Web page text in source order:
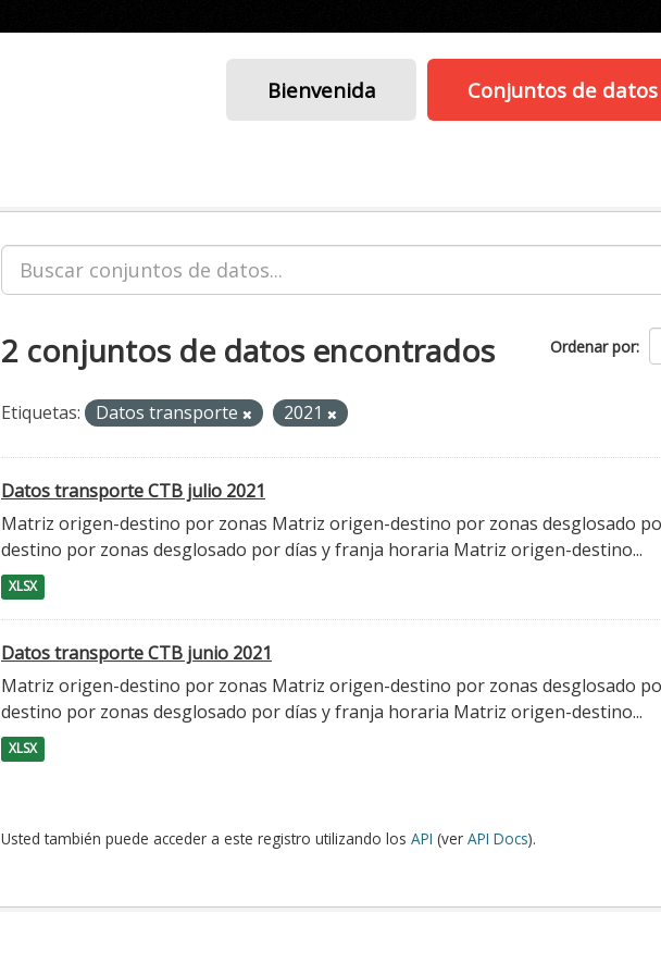
Bienvenida Conjuntos de datos
Ordenar por
2 conjuntos de datos encontrados
Etiquetas: Datos transporte 2021
Datos transporte CTB julio 2021
Matriz origen-destino por zonas Matriz origen-destino por zonas desglosado
destino por zonas desglosado por días y franja horaria Matriz origen-destino...
XLSX
Datos transporte CTB junio 2021
Matriz origen-destino por zonas Matriz origen-destino por zonas desglosado
destino por zonas desglosado por días y franja horaria Matriz origen-destino...
XLSX
Usted también puede acceder a este registro utilizando los API (ver API Docs).